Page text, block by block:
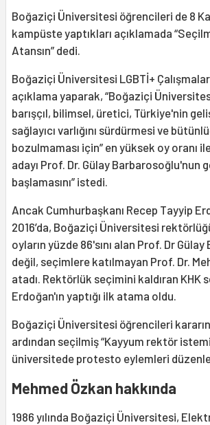
Boğaziçi Üniversitesi öğrencileri de 8
kampüste yaptıkları açıklamada
Atansın” dedi.
Boğaziçi Üniversitesi LGBTİ+
açıklama yaparak, “Boğaziçi
barışçıl, bilimsel, üretici, Türkiye'nin
sağlayıcı varlığını sürdürmesi ve
bozulmaması için” en yüksek oy oranı
adayı Prof. Dr. Gülay Barbarosoğlu'nun
başlamasını” istedi.
Ancak Cumhurbaşkanı Recep Tayyip
2016’da, Boğaziçi Üniversitesi
oyların yüzde 86'sını alan Prof. Dr
değil, seçimlere katılmayan Prof. Dr.
atadı. Rektörlük seçimini kaldıran KHK
Erdoğan'ın yaptığı ilk atama oldu.
Boğaziçi Üniversitesi öğrencileri kararın
ardından seçilmiş “Kayyum rektör
üniversitede protesto eylemleri
Mehmed Özkan hakkında
1986 yılında Boğaziçi Üniversitesi,